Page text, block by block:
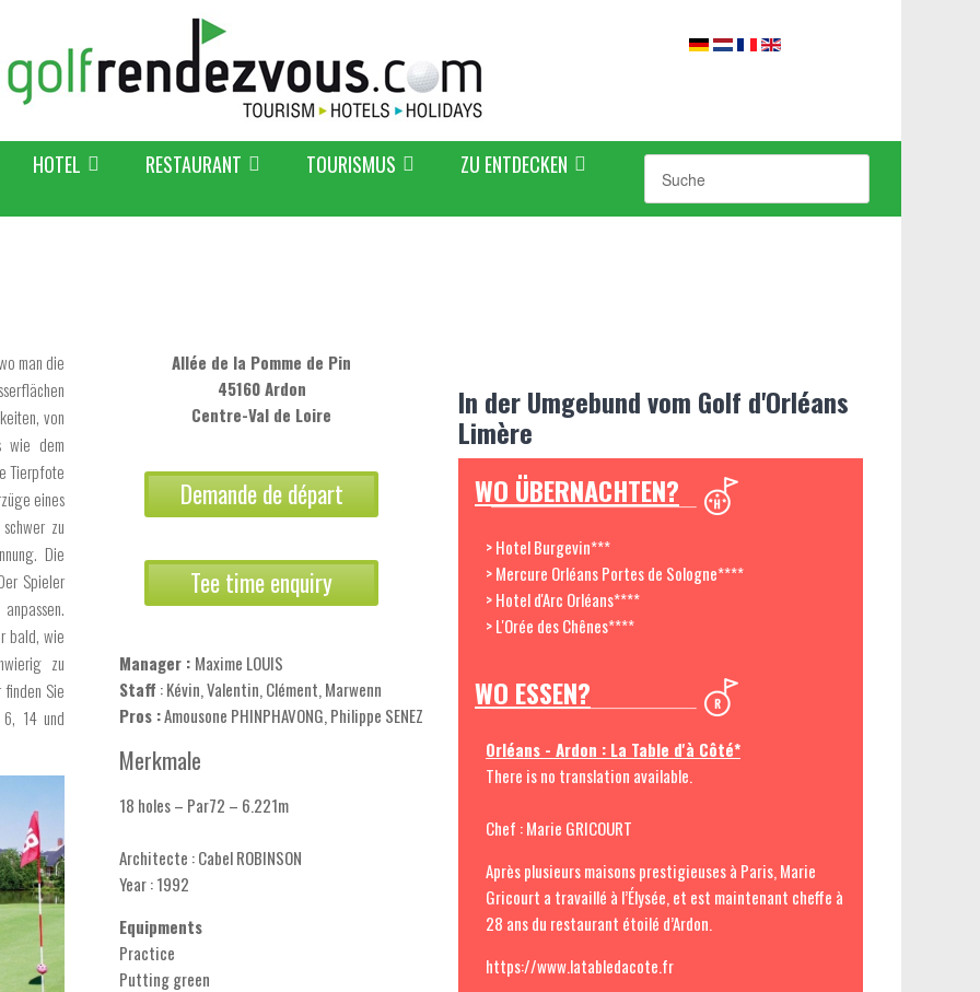
HOTEL RESTAURANT TOURISMUS ZU ENTDECKEN
man die
von
wie dem
Tierpfote
eines
zu
Die
Spieler
bald, wie
zu
Sie
14 und
Allée de la Pomme de Pin
45160 Ardon
Centre-Val de Loire
Demande de départ
Tee time enquiry
Manager : Maxime LOUIS
Staff : Kévin, Valentin, Clément, Marwenn
Pros :Amousone PHINPHAVONG, Philippe SENEZ
Merkmale
18 holes – Par72 – 6.221m
Architecte : Cabel ROBINSON
Year : 1992
Equipments
Practice
Putting green
In der Umgebund vom Golf d'Orléans
Limère
WO ÜBERNACHTEN?
> Hotel Burgevin***
> Mercure Orléans Portes de Sologne****
> Hotel d'Arc Orléans****
> L'Orée des Chênes****
WO ESSEN?
Orléans - Ardon : La Table d'à Côté*
There is no translation available.
Chef : Marie GRICOURT
Après plusieurs maisons prestigieuses à Paris, Marie
Gricourt a travaillé à l’Élysée, et est maintenant cheffe à
28 ans du restaurant étoilé d’Ardon.
https://www.latabledacote.fr